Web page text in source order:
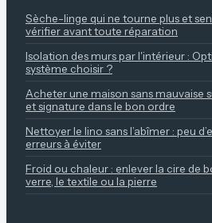
Sèche-linge qui ne tourne plus et
vérifier avant toute réparation
Isolation des murs par l'intérieur :
système choisir ?
Acheter une maison sans mauvaise
et signature dans le bon ordre
Nettoyer le lino sans l’abîmer : peu
erreurs à éviter
Froid ou chaleur : enlever la cire de
verre, le textile ou la pierre